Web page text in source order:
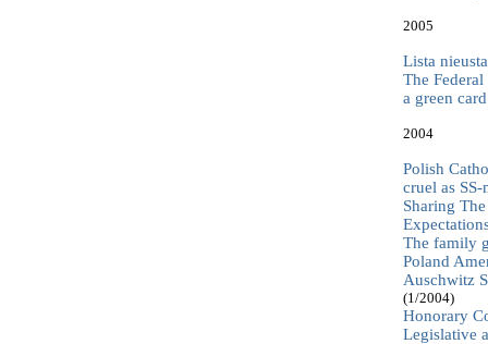
2005
Lista
The
a green
2004
Polish
cruel as SS-
Sharing
The family
Poland
Auschwitz
(1/2004)
Honorary
Legislative